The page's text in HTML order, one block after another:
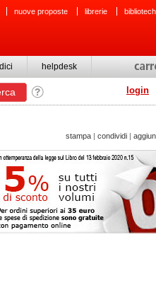
nuove proposte librerie
helpdesk
login
stampa | condividi |